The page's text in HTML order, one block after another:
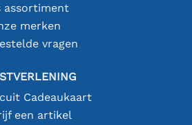
assortiment
merken
vragen
Cadeaukaart
een artikel